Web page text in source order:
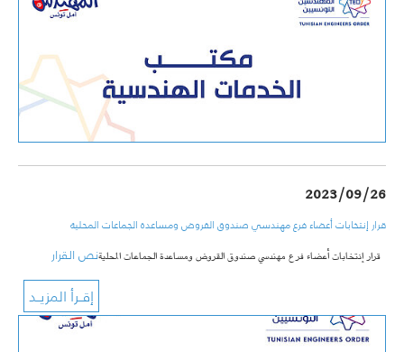
2023/09/26
قرار إنتخابات أعضاء فرع مهندسي صندوق القروض ومساعدة الجماعات المحلية
قرار إنتخابات أعضاء فرع مهندسي صندوق القروض ومساعدة الجماعات المحليةنص القرار